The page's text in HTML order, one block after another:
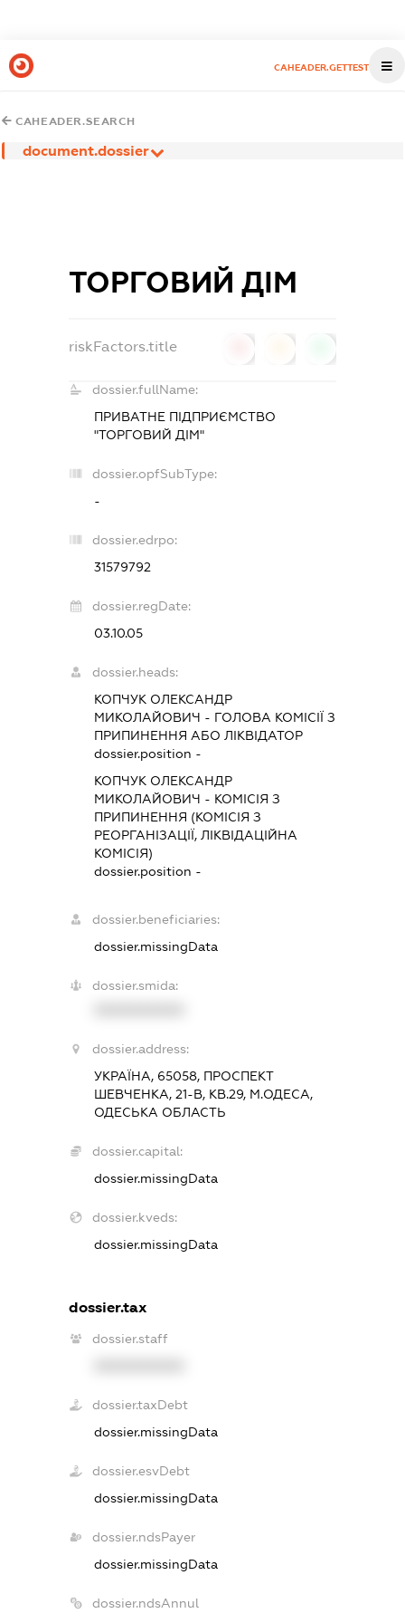
CAHEADER.GETTEST
CAHEADER.SEARCH
document.dossier
ТОРГОВИЙ ДІМ
riskFactors.title
dossier.fullName:
ПРИВАТНЕ ПІДПРИЄМСТВО
"ТОРГОВИЙ ДІМ"
dossier.opfSubType:
-
dossier.edrpo:
31579792
dossier.regDate:
03.10.05
dossier.heads:
КОПЧУК ОЛЕКСАНДР
МИКОЛАЙОВИЧ - ГОЛОВА КОМІСІЇ З
ПРИПИНЕННЯ АБО ЛІКВІДАТОР
dossier.position -
КОПЧУК ОЛЕКСАНДР
МИКОЛАЙОВИЧ - КОМІСІЯ З
ПРИПИНЕННЯ (КОМІСІЯ З
РЕОРГАНІЗАЦІЇ, ЛІКВІДАЦІЙНА
КОМІСІЯ)
dossier.position -
dossier.beneficiaries:
dossier.missingData
dossier.smida:
dossier.address:
УКРАЇНА, 65058, ПРОСПЕКТ
ШЕВЧЕНКА, 21-В, КВ.29, М.ОДЕСА,
ОДЕСЬКА ОБЛАСТЬ
dossier.capital:
dossier.missingData
dossier.kveds:
dossier.missingData
dossier.tax
dossier.staff
dossier.taxDebt
dossier.missingData
dossier.esvDebt
dossier.missingData
dossier.ndsPayer
dossier.missingData
dossier.ndsAnnul